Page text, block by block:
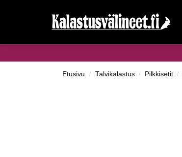
Etusivu / Talvikalastus / Pilkkisetit /